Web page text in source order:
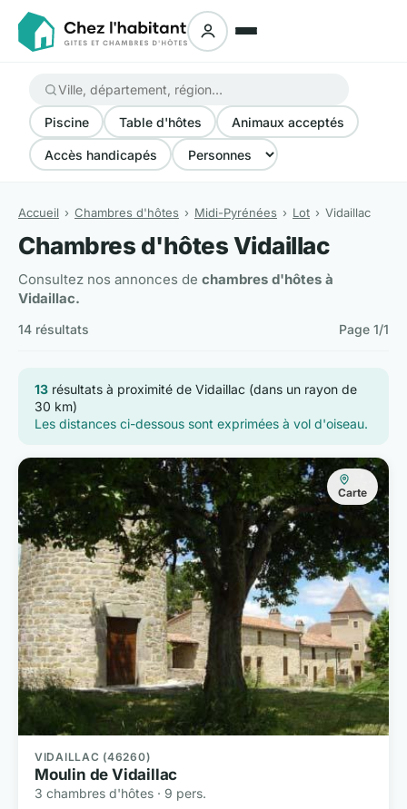
Piscine Table d'hôtes Animaux acceptés
Accès handicapés
Accueil Chambres d'hôtes Midi-Pyrénées Lot Vidaillac
Chambres d'hôtes Vidaillac
Consultez nos annonces de chambres d'hôtes à
Vidaillac.
14 résultats Page 1/1
13 résultats à proximité de Vidaillac (dans un rayon de
30 km)
Les distances ci-dessous sont exprimées à vol d'oiseau.
Carte
VIDAILLAC (46260)
Moulin de Vidaillac
3 chambres d'hôtes · 9 pers.